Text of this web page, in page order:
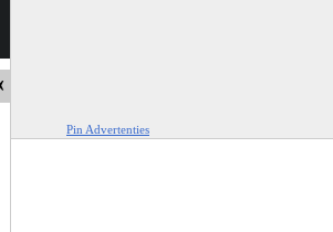
Pin Advertenties